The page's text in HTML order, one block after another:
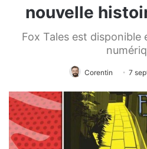
nouvelle
Fox Tales est disponible
Corentin 7